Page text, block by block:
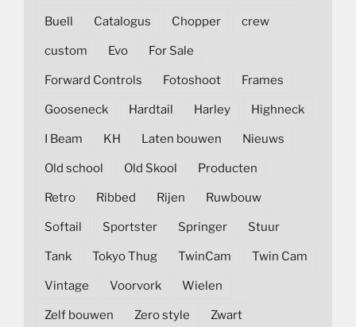
Buell Catalogus Chopper crew
custom Evo For Sale
Forward Controls Fotoshoot Frames
Gooseneck Hardtail Harley Highneck
I Beam KH Laten bouwen Nieuws
Old school Old Skool Producten
Retro Ribbed Rijen Ruwbouw
Softail Sportster Springer Stuur
Tank Tokyo Thug TwinCam Twin Cam
Vintage Voorvork Wielen
Zelf bouwen Zero style Zwart